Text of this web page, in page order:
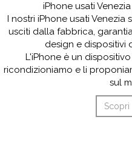
iPhone usati
I nostri iPhone usati
usciti dalla fabbrica,
design e dispositivi
L'iPhone è un
ricondizioniamo e li
sul
Scopri